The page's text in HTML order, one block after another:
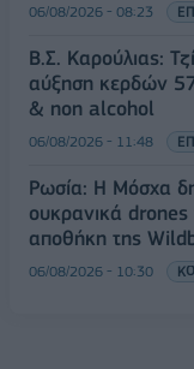
06/08/2026 - 08:23
Β.Σ. Καρούλιας:
αύξηση κερδών
& non alcohol
06/08/2026 - 11:48
Ρωσία: Η Μόσχα
ουκρανικά
αποθήκη της
06/08/2026 - 10:30